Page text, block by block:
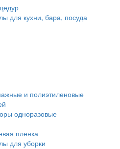
для кухни, бара, посуда
и полиэтиленовые
одноразовые
пленка
для уборки